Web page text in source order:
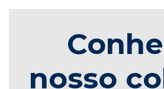
nosso